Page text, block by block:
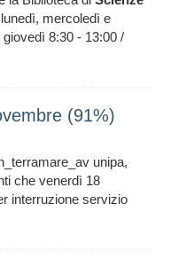
mercoledì e
8:30 - 13:00 /
(91%)
unipa,
che venerdì 18
interruzione servizio